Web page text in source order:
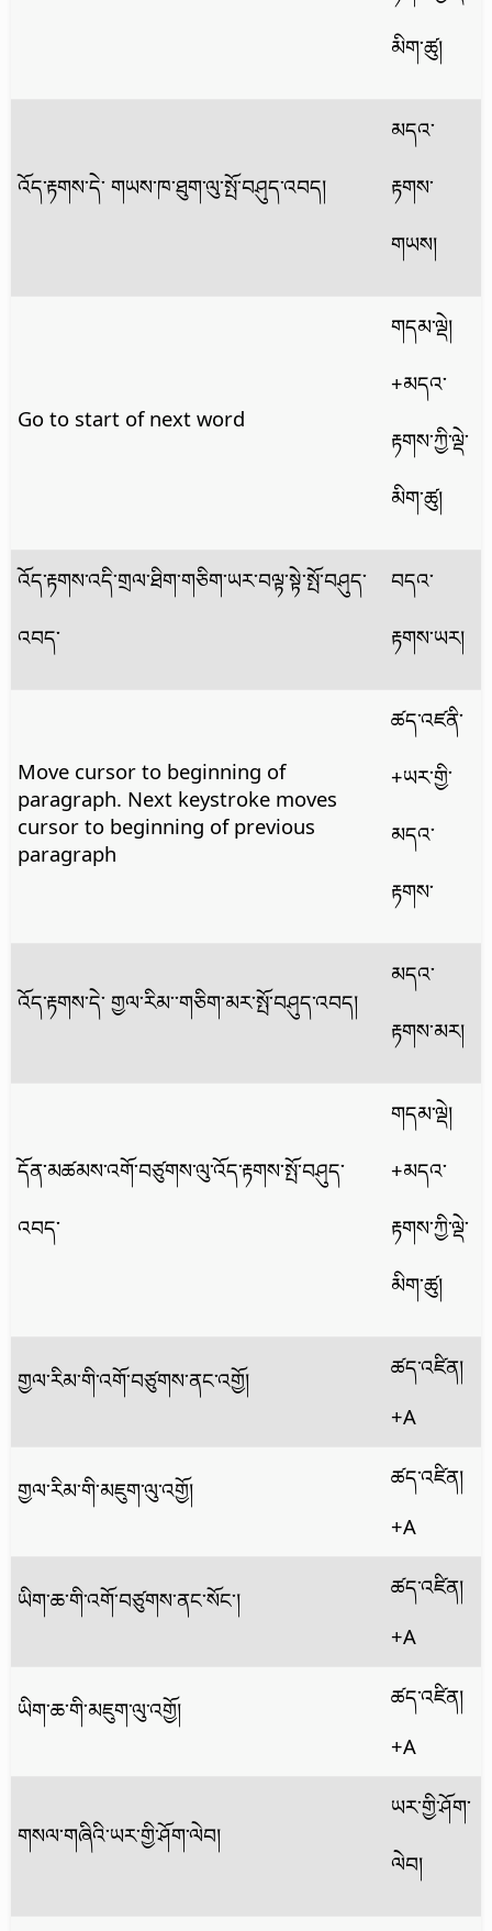
མིག་ཚུ།
འོད་རྟགས་དེ་ གཡས་ཁ་ཐུག་ལུ་སྤོ་བཤུད་འབད།
མདའ་
རྟགས་
གཡས།
Go to start of next word
གདམ་ལྡེ།
+མདའ་
རྟགས་ཀྱི་ལྡེ་
མིག་ཚུ།
འོད་རྟགས་འདི་གྲལ་ཐིག་གཅིག་ཡར་བལྟ་སྟེ་སྤོ་བཤུད་
འབད་
བདའ་
རྟགས་ཡར།
Move cursor to beginning of
paragraph. Next keystroke moves
cursor to beginning of previous
paragraph
ཚད་འཛནི་
+ཡར་གྱི་
མདའ་
རྟགས་
འོད་རྟགས་དེ་ གྱལ་རིམ་་གཅིག་མར་སྤོ་བཤུད་འབད།
མདའ་
རྟགས་མར།
དོན་མཚམས་འགོ་བཙུགས་ལུ་འོད་རྟགས་སྤོ་བཤུད་
འབད་
གདམ་ལྡེ།
+མདའ་
རྟགས་ཀྱི་ལྡེ་
མིག་ཚུ།
གྱལ་རིམ་གི་འགོ་བཙུགས་ནང་འགྱོ།
ཚད་འཛིན།
+A
གྱལ་རིམ་གི་མཇུག་ལུ་འགྱོ།
ཚད་འཛིན།
+A
ཡིག་ཆ་གི་འགོ་བཙུགས་ནང་སོང་།
ཚད་འཛིན།
+A
ཡིག་ཆ་གི་མཇུག་ལུ་འགྱོ།
ཚད་འཛིན།
+A
གསལ་གཞིའི་ཡར་གྱི་ཤོག་ལེབ།
ཡར་གྱི་ཤོག་
ལེབ།